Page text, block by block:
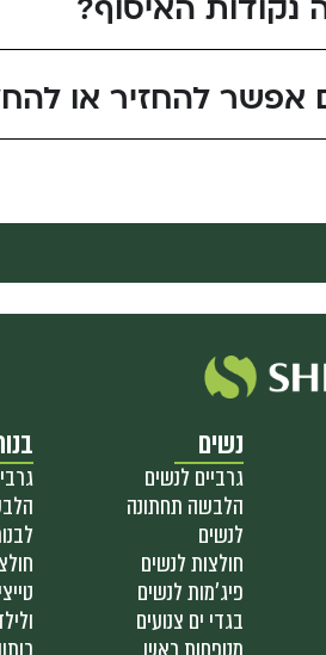
נקודות האיסוף?
אפשר להחזיר או
נשים
גרביים לנשים
הלבשה תחתונה
לנשים
חולצות לנשים
פיג'מות לנשים
בגדי ים צנועים